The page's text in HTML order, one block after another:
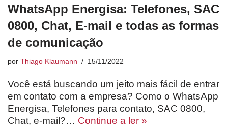
WhatsApp Energisa: Telefones, SAC
0800, Chat, E-mail e todas as formas
de comunicação
por Thiago Klaumann 15/11/2022
Você está buscando um jeito mais fácil de entrar
em contato com a empresa? Como o WhatsApp
Energisa, Telefones para contato, SAC 0800,
Chat, e-mail?… Continue a ler »